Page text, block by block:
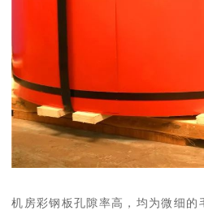
机房彩钢板孔隙率高，均为微细